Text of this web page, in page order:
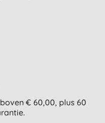
€ 60,00, plus 60